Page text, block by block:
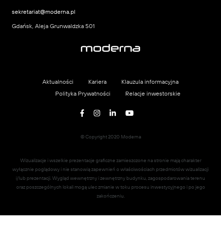
sekretariat@moderna.pl
Gdańsk, Aleja Grunwaldzka 501
Aktualności Kariera
Klauzula informacyjna
Polityka Prywatności
Relacje inwestorskie
© Copyright 2020 Moderna
Wizualizacje i wszelkie prezentacje graficzne zamieszczone na stronie mają charakter
wyłącznie poglądowy i nie stanowią zapewnień o właściwościach przedmiotów wizualizacji
i/lub prezentacji. Wygląd wewnętrzny i zewnętrzny budynku, zagospodarowania terenu
oraz poszczególnych lokali mogą ulec zmianie w toku procesu inwestycyjnego i po jego
zakończeniu.